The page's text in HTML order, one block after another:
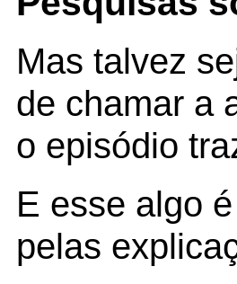
Mas talvez
de chamar a
o episódio
E esse algo
pelas